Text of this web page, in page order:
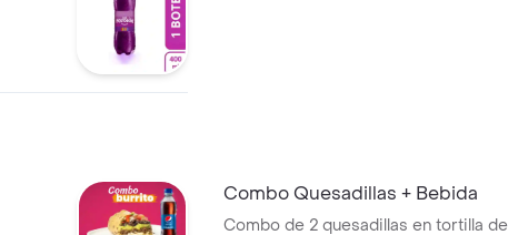
Combo Quesadillas + Bebida
Combo de 2 quesadillas en tortilla de